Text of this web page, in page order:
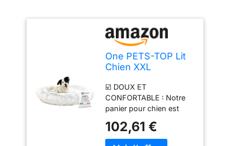
One PETS-TOP Lit
Chien XXL
cm Gris)
☑️ DOUX ET
CONFORTABLE : Notre
panier pour chien est
en mousse souple et
dense, offrant à votre
102,61 €